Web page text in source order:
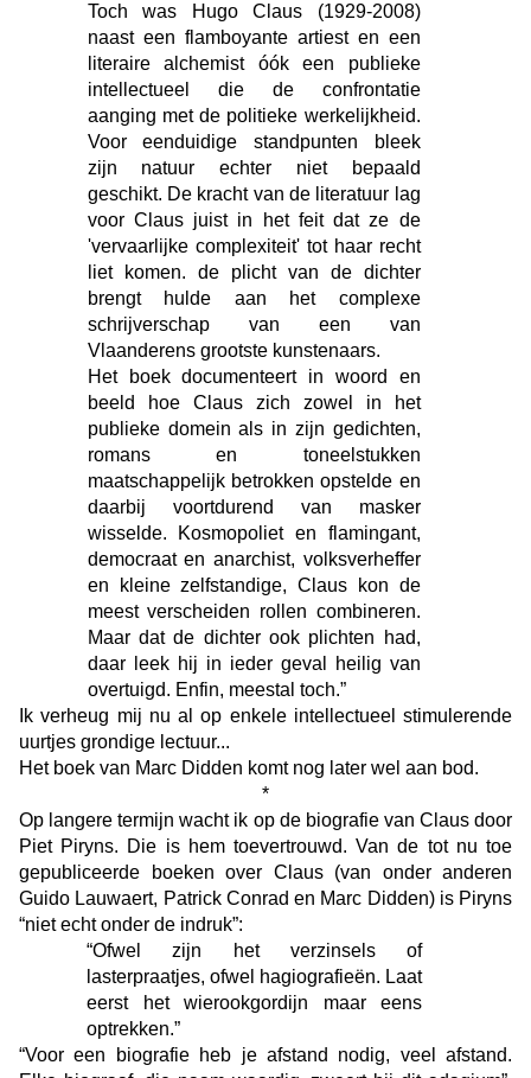
Toch was Hugo Claus (1929-2008)
naast een flamboyante artiest en een
literaire alchemist óók een publieke
intellectueel die de confrontatie
aanging met de politieke werkelijkheid.
Voor eenduidige standpunten bleek
zijn natuur echter niet bepaald
geschikt. De kracht van de literatuur lag
voor Claus juist in het feit dat ze de
'vervaarlijke complexiteit' tot haar recht
liet komen. de plicht van de dichter
brengt hulde aan het complexe
schrijverschap van een van
Vlaanderens grootste kunstenaars.
Het boek documenteert in woord en
beeld hoe Claus zich zowel in het
publieke domein als in zijn gedichten,
romans en toneelstukken
maatschappelijk betrokken opstelde en
daarbij voortdurend van masker
wisselde. Kosmopoliet en flamingant,
democraat en anarchist, volksverheffer
en kleine zelfstandige, Claus kon de
meest verscheiden rollen combineren.
Maar dat de dichter ook plichten had,
daar leek hij in ieder geval heilig van
overtuigd. Enfin, meestal toch.”
Ik verheug mij nu al op enkele intellectueel stimulerende
uurtjes grondige lectuur...
Het boek van Marc Didden komt nog later wel aan bod.
*
Op langere termijn wacht ik op de biografie van Claus door
Piet Piryns. Die is hem toevertrouwd. Van de tot nu toe
gepubliceerde boeken over Claus (van onder anderen
Guido Lauwaert, Patrick Conrad en Marc Didden) is Piryns
“niet echt onder de indruk”:
“Ofwel zijn het verzinsels of
lasterpraatjes, ofwel hagiografieën. Laat
eerst het wierookgordijn maar eens
optrekken.”
“Voor een biografie heb je afstand nodig, veel afstand.